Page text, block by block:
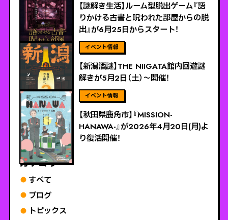
【謎解き生活】ルーム型脱出ゲーム『語
りかける古書と呪われた部屋からの脱
出』が6月25日からスタート！
ViEW MORE
【新潟酒謎】THE NIIGATA館内回遊謎
解きが5月2日（土）～開催！
ViEW MORE
【秋田県鹿角市】『MISSION-
HANAWA-』が2026年4月20日(月)よ
り復活開催！
カテゴリー
すべて
ブログ
トピックス